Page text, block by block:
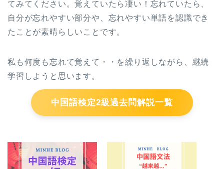
てみてください。覚えていたら凄い！忘れていたら、
自分が忘れやすい部分や、忘れやすい単語を認識でき
たことが素晴らしいことです。
私も何度も忘れて覚えて・・を繰り返しながら、継続
学習しようと思います。
中国語検定2級過去問解説一覧